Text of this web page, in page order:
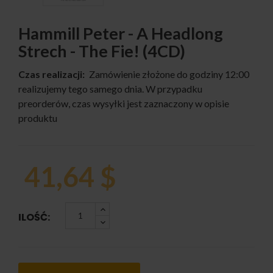
Hammill Peter - A Headlong
Strech - The Fie! (4CD)
Czas realizacji: Zamówienie złożone do godziny 12:00
realizujemy tego samego dnia. W przypadku
preorderów, czas wysyłki jest zaznaczony w opisie
produktu
41,64 $
ILOŚĆ: